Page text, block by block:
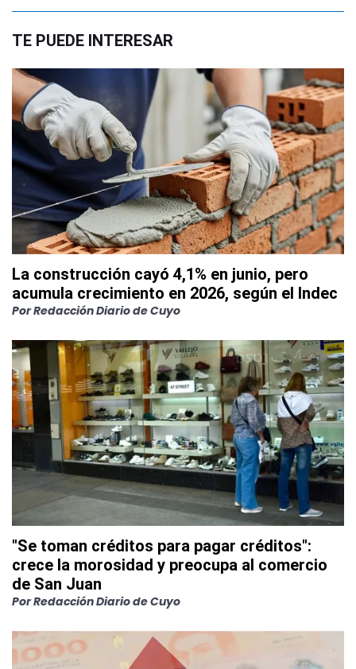
TE PUEDE INTERESAR
La construcción cayó 4,1% en junio, pero
acumula crecimiento en 2026, según el Indec
PorRedacción Diario de Cuyo
"Se toman créditos para pagar créditos":
crece la morosidad y preocupa al comercio
de San Juan
PorRedacción Diario de Cuyo